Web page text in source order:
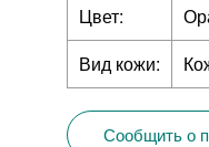
Цвет:
Вид кожи:
Сообщить о